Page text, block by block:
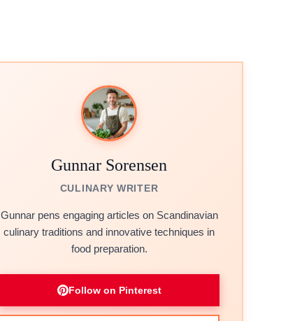
Gunnar Sorensen
CULINARY WRITER
Gunnar pens engaging articles on Scandinavian
culinary traditions and innovative techniques in
food preparation.
Follow on Pinterest